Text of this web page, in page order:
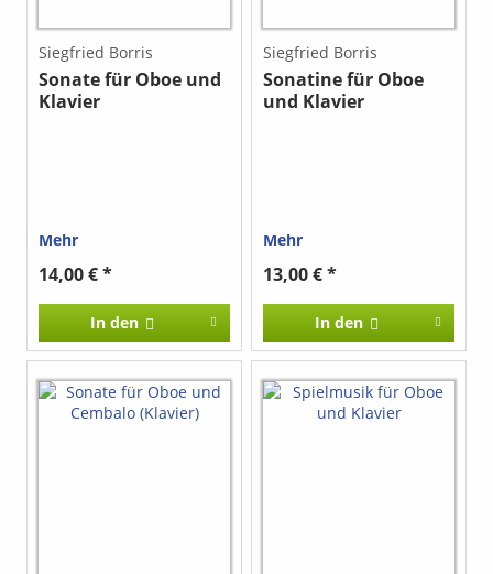
Siegfried Borris
Sonate für Oboe und
Klavier
Mehr
14,00 € *
In den
Siegfried Borris
Sonatine für Oboe
und Klavier
Mehr
13,00 € *
In den